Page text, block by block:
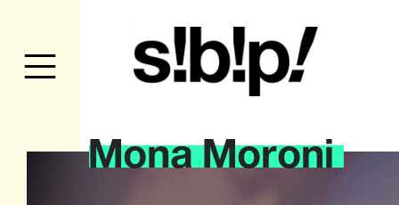
MonaMoroni